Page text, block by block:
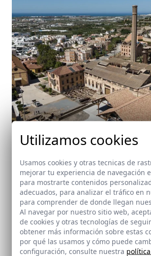
Proyecto de Puesta en Valor de la
Pilar en Motril
Motril
Utilizamos cookies
Usamos cookies y otras tecnicas de
mejorar tu experiencia de navegación
para mostrarte contenidos
adecuados, para analizar el tráfico en
para comprender de donde llegan
Al navegar por nuestro sitio web,
de cookies y otras tecnologías de
obtener más información sobre estas
por qué las usamos y cómo puede
configuración, consulte nuestra